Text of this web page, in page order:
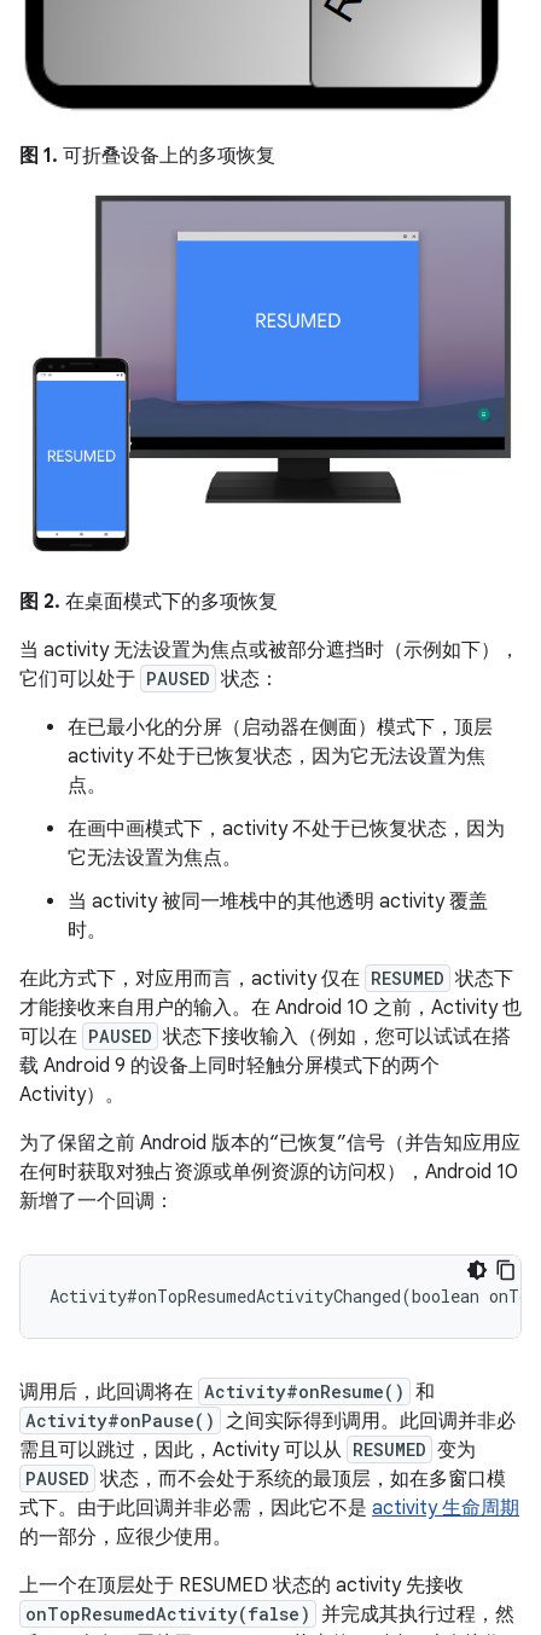
图 1. 可折叠设备上的多项恢复
图 2. 在桌面模式下的多项恢复
当 activity 无法设置为焦点或被部分遮挡时（示例如下），
它们可以处于 PAUSED 状态：
在已最小化的分屏（启动器在侧面）模式下，顶层
activity 不处于已恢复状态，因为它无法设置为焦
点。
在画中画模式下，activity 不处于已恢复状态，因为
它无法设置为焦点。
当 activity 被同一堆栈中的其他透明 activity 覆盖
时。
在此方式下，对应用而言，activity 仅在 RESUMED 状态下
才能接收来自用户的输入。在 Android 10 之前，Activity 也
可以在 PAUSED 状态下接收输入（例如，您可以试试在搭
载 Android 9 的设备上同时轻触分屏模式下的两个
Activity）。
为了保留之前 Android 版本的“已恢复”信号（并告知应用应
在何时获取对独占资源或单例资源的访问权），Android 10
新增了一个回调：
Activity#onTopResumedActivityChanged(boolean
调用后，此回调将在 Activity#onResume() 和
Activity#onPause() 之间实际得到调用。此回调并非必
需且可以跳过，因此，Activity 可以从 RESUMED 变为
PAUSED 状态，而不会处于系统的最顶层，如在多窗口模
式下。由于此回调并非必需，因此它不是 activity 生命周期
的一部分，应很少使用。
上一个在顶层处于 RESUMED 状态的 activity 先接收
onTopResumedActivity(false) 并完成其执行过程，然